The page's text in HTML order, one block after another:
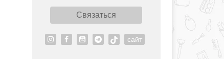
Связаться
сайт